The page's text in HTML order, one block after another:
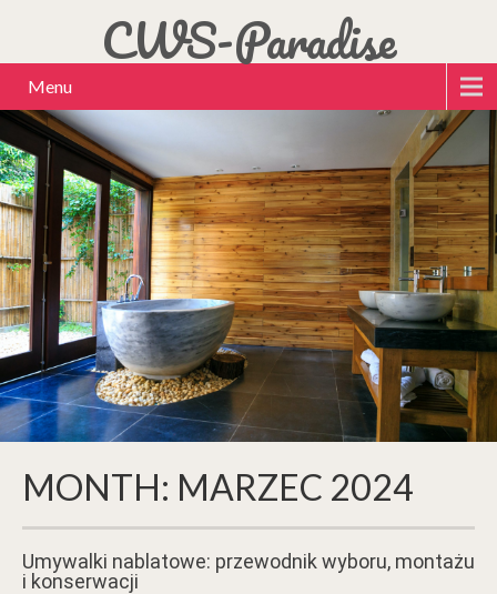
CWS-Paradise
Menu
MONTH: MARZEC 2024
Umywalki nablatowe: przewodnik wyboru, montażu
i konserwacji